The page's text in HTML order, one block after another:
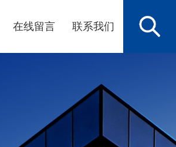
在线留言 联系我们